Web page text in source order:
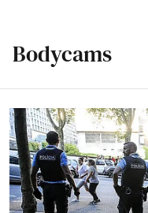
Bodycams